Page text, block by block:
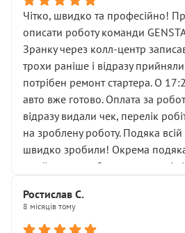
ущільнювачів.
Що прикро — це не перший мій
вас стартер, і тоді сервіс наче
враження. Але згодом знайшов
лобовим склом. Мені пояснили,
відкручували”, і попросили не
новий власник, не застяг в полі))
Але після нинішнього візиту
здаються дрібницями.
Я — клієнт, який працює на
Хотілося б більше:
• належної уваги до авто
• прозорості в роботах і рахунках
Чітко, швидко та професійно!
описати роботу команди
Зранку через колл-центр
трохи раніше і відразу
потрібен ремонт стартера. О
авто вже готово. Оплата за
відразу видали чек, перелік
на зроблену роботу. Подяка
швидко зробили! Окрема
приймальнику Олександру: всі
звертатися до цього автосервісу.
Ростислав С.
8 місяців тому